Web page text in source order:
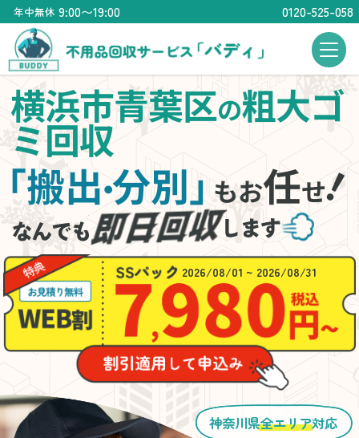
年中無休 9:00〜19:00 0120-525-058
横浜市青葉区の粗大ゴ
ミ回収
搬出・分別」もお任せ
2026/08/01 ~ 2026/08/31
神奈川県全エリア対応